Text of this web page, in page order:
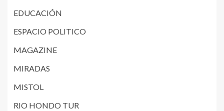
EDUCACIÓN
ESPACIO POLITICO
MAGAZINE
MIRADAS
MISTOL
RIO HONDO TUR